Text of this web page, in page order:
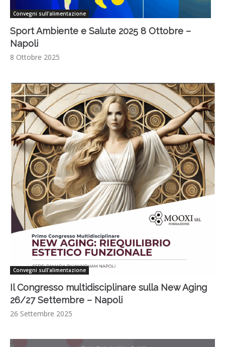
Convegni sull'alimentazione
Sport Ambiente e Salute 2025 8 Ottobre –
Napoli
8 Ottobre 2025
Convegni sull'alimentazione
Il Congresso multidisciplinare sulla New Aging
26/27 Settembre – Napoli
26 Settembre 2025